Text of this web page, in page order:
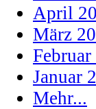
April
März
Januar
Mehr...